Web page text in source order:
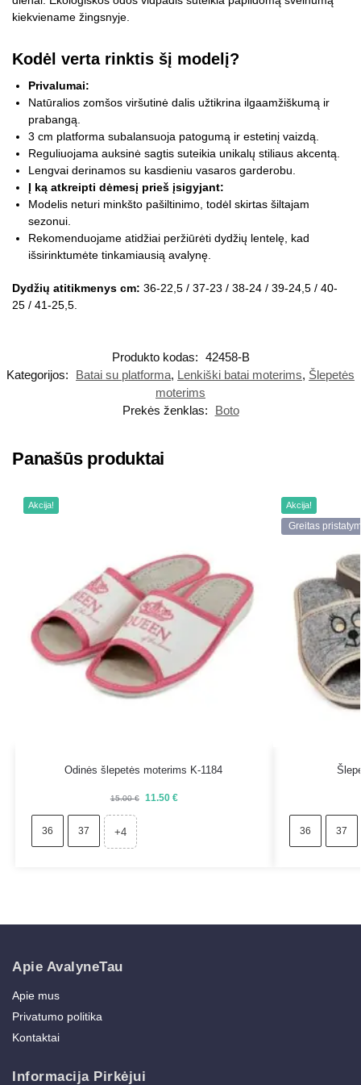
kiekviename žingsnyje.
Kodėl verta rinktis šį modelį?
Privalumai:
Natūralios zomšos viršutinė dalis užtikrina ilgaamžiškumą ir
prabangą.
3 cm platforma subalansuoja patogumą ir estetinį vaizdą.
Reguliuojama auksinė sagtis suteikia unikalų stiliaus akcentą.
Lengvai derinamos su kasdieniu vasaros garderobu.
Į ką atkreipti dėmesį prieš įsigyjant:
Modelis neturi minkšto pašiltinimo, todėl skirtas šiltajam
sezonui.
Rekomenduojame atidžiai peržiūrėti dydžių lentelę, kad
išsirinktumėte tinkamiausią avalynę.
Dydžių atitikmenys cm: 36-22,5 / 37-23 / 38-24 / 39-24,5 / 40-
25 / 41-25,5.
Produkto kodas: 42458-B
Kategorijos:
Batai su platforma, Lenkiški batai moterims, Šlepetės
moterims
Prekės ženklas:
Boto
Panašūs produktai
Akcija!
Odinės šlepetės moterims K-1184
15.00€ 11.50 €
36 37 +4
Akcija!
Greitas
36 37
Apie AvalyneTau
Apie mus
Privatumo politika
Kontaktai
Informacija Pirkėjui